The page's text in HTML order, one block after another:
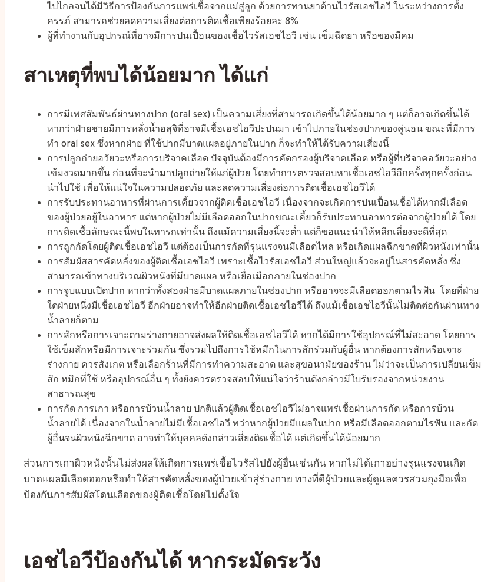
ไปไกลจนได้มีวิธีการป้องกันการแพร่เชื้อจากแม่สู่ลูก ด้วยการทานยาต้านไวรัสเอชไอวี ในระหว่างการตั้ง
ครรภ์ สามารถช่วยลดความเสี่ยงต่อการติดเชื้อเพียงร้อยละ 8%
ผู้ที่ทำงานกับอุปกรณ์ที่อาจมีการปนเปื้อนของเชื้อไวรัสเอชไอวี เช่น เข็มฉีดยา หรือของมีคม
สาเหตุที่พบได้น้อยมาก ได้แก่
การมีเพศสัมพันธ์ผ่านทางปาก (oral sex) เป็นความเสี่ยงที่สามารถเกิดขึ้นได้น้อยมาก ๆ แต่ก็อาจเกิดขึ้นได้
หากว่าฝ่ายชายมีการหลั่งน้ำอสุจิที่อาจมีเชื้อเอชไอวีปะปนมา เข้าไปภายในช่องปากของคู่นอน ขณะที่มีการ
ทำ oral sex ซึ่งหากฝ่าย ที่ใช้ปากมีบาดแผลอยู่ภายในปาก ก็จะทำให้ได้รับความเสี่ยงนี้
การปลูกถ่ายอวัยวะหรือการบริจาคเลือด ปัจจุบันต้องมีการคัดกรองผู้บริจาคเลือด หรือผู้ที่บริจาคอวัยวะอย่าง
เข้มงวดมากขึ้น ก่อนที่จะนำมาปลูกถ่ายให้แก่ผู้ป่วย โดยทำการตรวจสอบหาเชื้อเอชไอวีอีกครั้งทุกครั้งก่อน
นำไปใช้ เพื่อให้แน่ใจในความปลอดภัย และลดความเสี่ยงต่อการติดเชื้อเอชไอวีได้
การรับประทานอาหารที่ผ่านการเคี้ยวจากผู้ติดเชื้อเอชไอวี เนื่องจากจะเกิดการปนเปื้อนเชื้อได้หากมีเลือด
ของผู้ป่วยอยู้ในอาหาร แต่หากผู้ป่วยไม่มีเลือดออกในปากขณะเคี้ยวก็รับประทานอาหารต่อจากผู้ป่วยได้ โดย
การติดเชื้อลักษณะนี้พบในทารกเท่านั้น ถึงแม้ความเสี่ยงนี้จะต่ำ แต่ก็ขอแนะนำให้หลีกเลี่ยงจะดีที่สุด
การถูกกัดโดยผู้ติดเชื้อเอชไอวี แต่ต้องเป็นการกัดที่รุนแรงจนมีเลือดไหล หรือเกิดแผลฉีกขาดที่ผิวหนังเท่านั้น
การสัมผัสสารคัดหลั่งของผู้ติดเชื้อเอชไอวี เพราะเชื้อไวรัสเอชไอวี ส่วนใหญ่แล้วจะอยู่ในสารคัดหลั่ง ซึ่ง
สามารถเข้าทางบริเวณผิวหนังที่มีบาดแผล หรือเยื่อเมือกภายในช่องปาก
การจูบแบบเปิดปาก หากว่าทั้งสองฝ่ายมีบาดแผลภายในช่องปาก หรืออาจจะมีเลือดออกตามไรฟัน โดยที่ฝ่าย
ใดฝ่ายหนึ่งมีเชื้อเอชไอวี อีกฝ่ายอาจทำให้อีกฝ่ายติดเชื้อเอชไอวีได้ ถึงแม้เชื้อเอชไอวีนั้นไม่ติดต่อกันผ่านทาง
น้ำลายก็ตาม
การสักหรือการเจาะตามร่างกายอาจส่งผลให้ติดเชื้อเอชไอวีได้ หากได้มีการใช้อุปกรณ์ที่ไม่สะอาด โดยการ
ใช้เข็มสักหรือมีการเจาะร่วมกัน ซึ่งรวมไปถึงการใช้หมึกในการสักร่วมกับผู้อื่น หากต้องการสักหรือเจาะ
ร่างกาย ควรสังเกต หรือเลือกร้านที่มีการทำความสะอาด และสุขอนามัยของร้าน ไม่ว่าจะเป็นการเปลี่ยนเข็ม
สัก หมึกที่ใช้ หรืออุปกรณ์อื่น ๆ ทั้งยังควรตรวจสอบให้แน่ใจว่าร้านดังกล่าวมีใบรับรองจากหน่วยงาน
สาธารณสุข
การกัด การเกา หรือการบ้วนน้ำลาย ปกติแล้วผู้ติดเชื้อเอชไอวีไม่อาจแพร่เชื้อผ่านการกัด หรือการบ้วน
น้ำลายได้ เนื่องจากในน้ำลายไม่มีเชื้อเอชไอวี ทว่าหากผู้ป่วยมีแผลในปาก หรือมีเลือดออกตามไรฟัน และกัด
ผู้อื่นจนผิวหนังฉีกขาด อาจทำให้บุคคลดังกล่าวเสี่ยงติดเชื้อได้ แต่เกิดขึ้นได้น้อยมาก
ส่วนการเกาผิวหนังนั้นไม่ส่งผลให้เกิดการแพร่เชื้อไวรัสไปยังผู้อื่นเช่นกัน หากไม่ได้เกาอย่างรุนแรงจนเกิด
บาดแผลมีเลือดออกหรือทำให้สารคัดหลั่งของผู้ป่วยเข้าสู่ร่างกาย ทางที่ดีผู้ป่วยและผู้ดูแลควรสวมถุงมือเพื่อ
ป้องกันการสัมผัสโดนเลือดของผู้ติดเชื้อโดยไม่ตั้งใจ
เอชไอวีป้องกันได้ หากระมัดระวัง